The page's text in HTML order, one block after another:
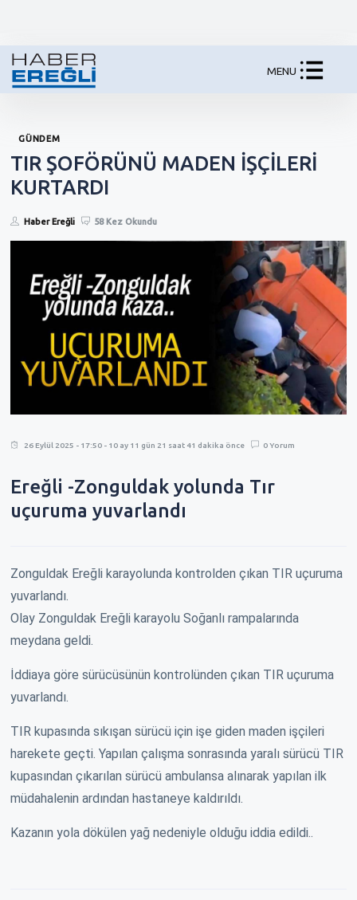
MENU
GÜNDEM
TIR ŞOFÖRÜNÜ MADEN İŞÇİLERİ
KURTARDI
Haber Ereğli 58 Kez Okundu
26 Eylül 2025 - 17:50 - 10 ay 11 gün 21 saat 41 dakika önce 0 Yorum
Ereğli -Zonguldak yolunda Tır
uçuruma yuvarlandı
Zonguldak Ereğli karayolunda kontrolden çıkan TIR uçuruma
yuvarlandı.
Olay Zonguldak Ereğli karayolu Soğanlı rampalarında
meydana geldi.
İddiaya göre sürücüsünün kontrolünden çıkan TIR uçuruma
yuvarlandı.
TIR kupasında sıkışan sürücü için işe giden maden işçileri
harekete geçti. Yapılan çalışma sonrasında yaralı sürücü TIR
kupasından çıkarılan sürücü ambulansa alınarak yapılan ilk
müdahalenin ardından hastaneye kaldırıldı.
Kazanın yola dökülen yağ nedeniyle olduğu iddia edildi..